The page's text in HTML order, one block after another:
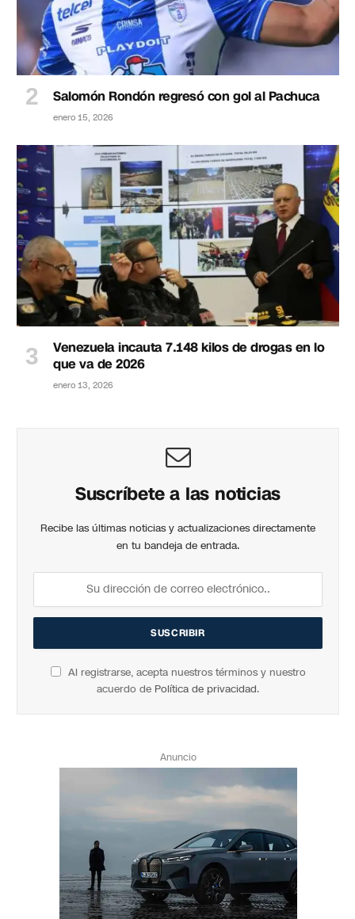
Salomón Rondón regresó con gol al Pachuca
enero 15, 2026
Venezuela incauta 7.148 kilos de drogas en lo
que va de 2026
enero 13, 2026
Suscríbete a las noticias
Recibe las últimas noticias y actualizaciones directamente
en tu bandeja de entrada.
Al registrarse, acepta nuestros términos y nuestro
acuerdo de Política de privacidad.
Anuncio